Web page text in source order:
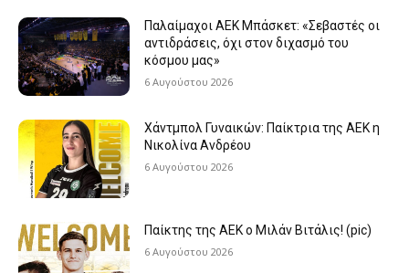
Παλαίμαχοι ΑΕΚ Μπάσκετ: «Σεβαστές οι
αντιδράσεις, όχι στον διχασμό του
κόσμου μας»
6 Αυγούστου 2026
Χάντμπολ Γυναικών: Παίκτρια της ΑΕΚ η
Νικολίνα Ανδρέου
6 Αυγούστου 2026
Παίκτης της ΑΕΚ ο Μιλάν Βιτάλις! (pic)
6 Αυγούστου 2026